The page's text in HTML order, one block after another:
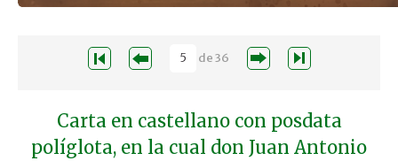
de36
Carta en castellano con posdata
políglota, en la cual don Juan Antonio